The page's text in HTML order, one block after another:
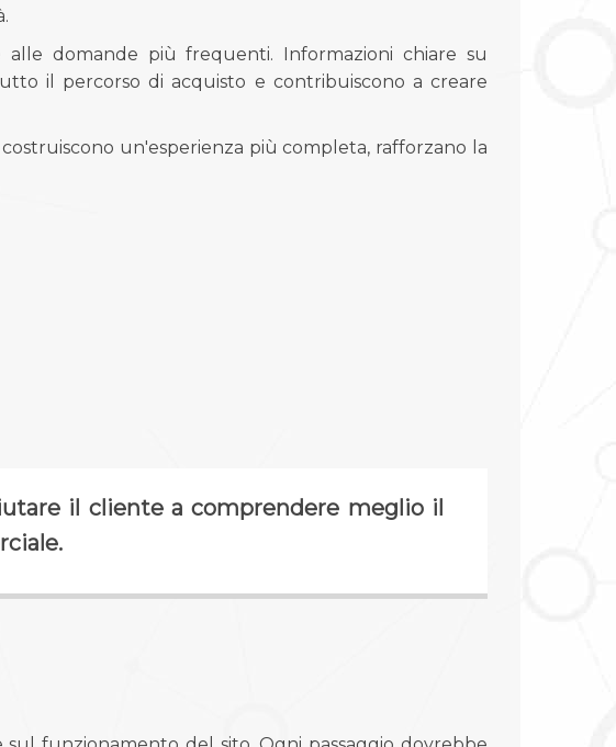
domande più frequenti. Informazioni chiare su
il percorso di acquisto e contribuiscono a creare
un'esperienza più completa, rafforzano la
il cliente a comprendere meglio il